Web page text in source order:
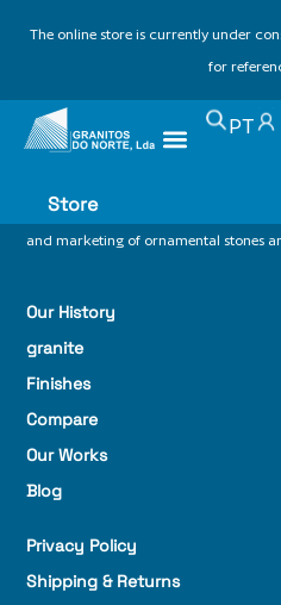
The online store is currently under
for
PT
Store
With over 25 years of experience in
and marketing of ornamental stones
Our History
granite
Finishes
Compare
Our Works
Blog
Privacy Policy
Shipping & Returns